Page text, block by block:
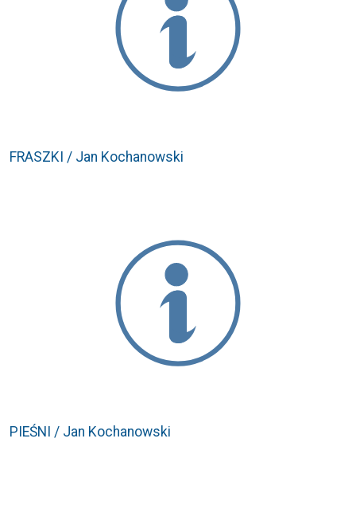
FRASZKI / Jan Kochanowski
PIEŚNI / Jan Kochanowski